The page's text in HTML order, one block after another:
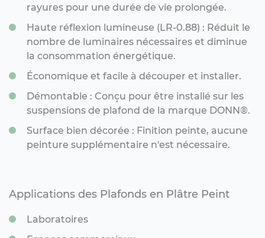
rayures pour une durée de vie prolongée.
Haute réflexion lumineuse (LR-0.88) : Réduit le
nombre de luminaires nécessaires et diminue
la consommation énergétique.
Économique et facile à découper et installer.
Démontable : Conçu pour être installé sur les
suspensions de plafond de la marque DONN®.
Surface bien décorée : Finition peinte, aucune
peinture supplémentaire n'est nécessaire.
Applications des Plafonds en Plâtre Peint
Laboratoires